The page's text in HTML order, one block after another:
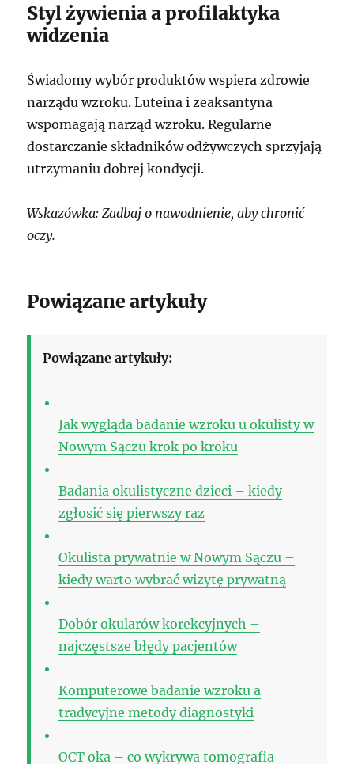
Styl żywienia a profilaktyka
widzenia
Świadomy wybór produktów wspiera zdrowie
narządu wzroku. Luteina i zeaksantyna
wspomagają narząd wzroku. Regularne
dostarczanie składników odżywczych sprzyjają
utrzymaniu dobrej kondycji.
Wskazówka: Zadbaj o nawodnienie, aby chronić
oczy.
Powiązane artykuły
Powiązane artykuły:
Jak wygląda badanie wzroku u okulisty w
Nowym Sączu krok po kroku
Badania okulistyczne dzieci – kiedy
zgłosić się pierwszy raz
Okulista prywatnie w Nowym Sączu –
kiedy warto wybrać wizytę prywatną
Dobór okularów korekcyjnych –
najczęstsze błędy pacjentów
Komputerowe badanie wzroku a
tradycyjne metody diagnostyki
OCT oka – co wykrywa tomografia